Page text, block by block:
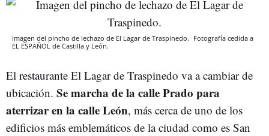
Imagen del pincho de lechazo de El Lagar de Traspinedo. Fotografía cedida a
EL ESPAÑOL de Castilla y León.
El restaurante El Lagar de Traspinedo va a cambiar de
ubicación. Se marcha de la calle Prado para
aterrizar en la calle León, más cerca de uno de los
edificios más emblemáticos de la ciudad como es San